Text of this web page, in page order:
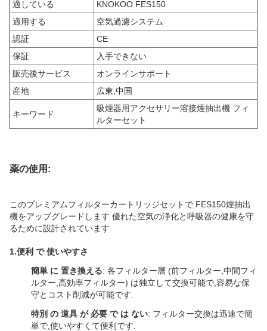
適している
KNOKOO FES150
適用する
空気過濾システム
認証
CE
保証
入手できない
販売後サービス
オンラインサポート
産地
広東,中国
キーワード
吸煙器用アクセサリー溶接煙抽出機 フィ
ルターセット
薬の使用:
このプレミアムフィルターカートリッジセットで FES150煙抽出
機をアップグレードします 優れた空気の浄化と呼吸器の健康を守
るために設計されています
1.便利 で 使いやすさ
簡単 に 置き換える: 各フィルター層 (前フィルター,中間フィ
ルター,高効率フィルター) は独立して交換可能で,容易な保
守とコスト削減が可能です.
特別 の 道具 が 必要 で は ない: フィルター交換は迅速で簡
単で,使いやすくて便利です.